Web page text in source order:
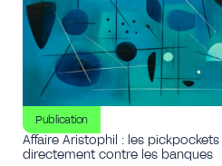
Publication
Affaire Aristophil : les
directement contre les banques